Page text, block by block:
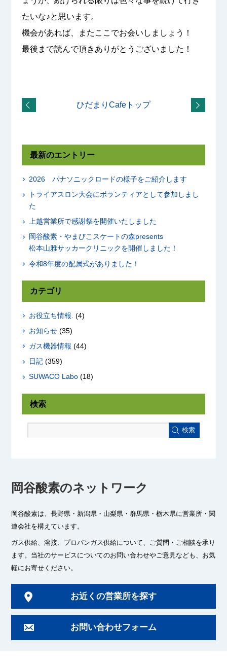
たいな♪と思います。
機会があれば、またここでお会いしましょう！
最後まで読んで頂きありがとうございました！
ひだまりCafeトップ
最新のエントリー
2026 パナソニックロードの様子をご紹介します
トライアスロン大会にボランティアとして参加しまし
た
上越営業所で感謝祭を開催いたしました
岡谷酸素・やまびこスケートの森presents
松本山雅サッカークリニックを開催しました！
令和8年度の配属式がありました！
カテゴリ
お役立ち情報. (4)
お知らせ(35)
ガス機器情報 (44)
日記(359)
SUWACO Labo(18)
検索
検索
岡谷酸素のネットワーク
岡谷酸素は、長野県・新潟県・山梨県・群馬県・栃木県に営業所・関
連会社を構えています。
ガス供給、溶接、プロパンガス供給について、ご質問・ご相談を承り
ます。 当社のサービスについてのお問い合わせやご意見なども、お気
軽にお寄せください。
お近くの営業所を探す
お問い合わせフォーム